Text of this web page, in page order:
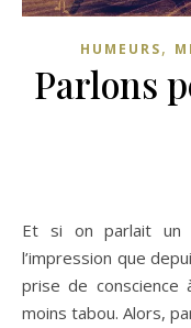
HUMEURS,
Parlons
Et si on parlait un peu de santé mentale ? Car j’ai
l’impression que
prise de conscience
moins tabou. Alors,